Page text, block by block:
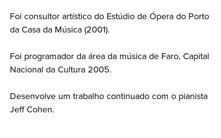
Foi consultor artístico do Estúdio de Ópera do Porto
da Casa da Música (2001).
Foi programador da área da música de Faro, Capital
Nacional da Cultura 2005.
Desenvolve um trabalho continuado com o pianista
Jeff Cohen.